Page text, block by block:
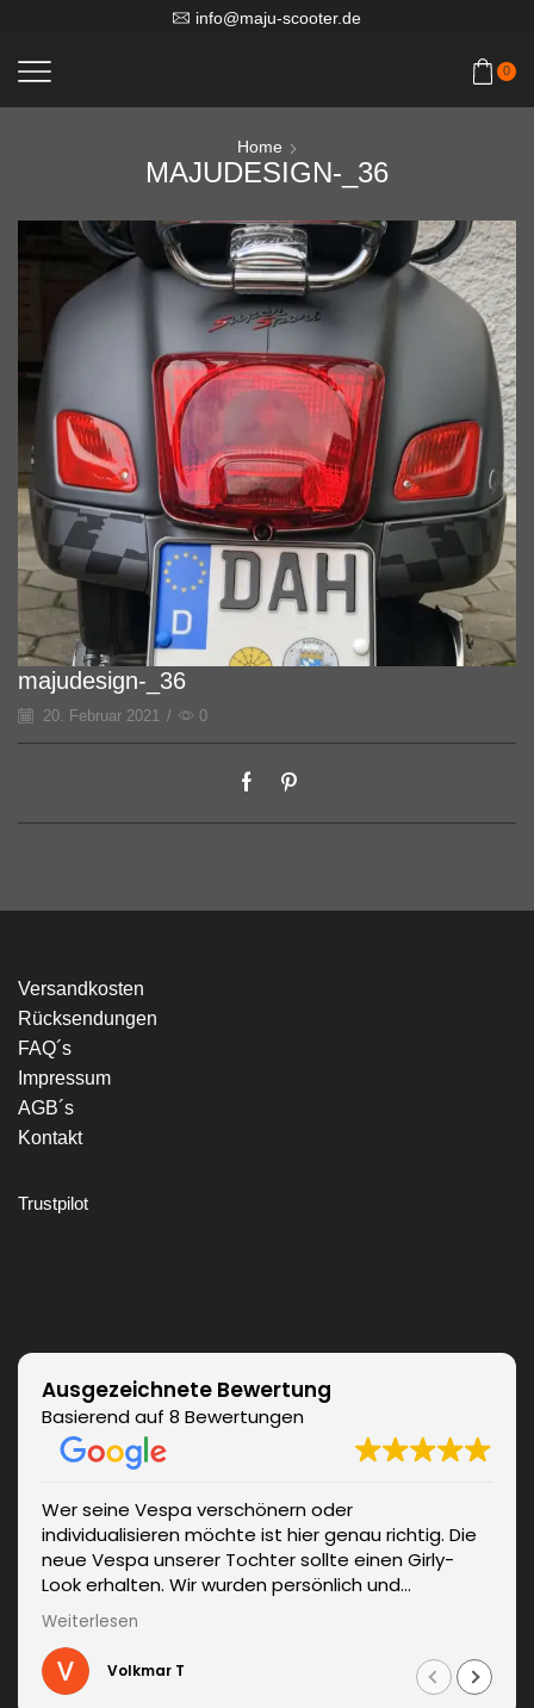
info@maju-scooter.de
0
Home
MAJUDESIGN-_36
majudesign-_36
20. Februar 2021 / 0
Versandkosten
Rücksendungen
FAQ´s
Impressum
AGB´s
Kontakt
Trustpilot
Ausgezeichnete Bewertung
Basierend auf 8 Bewertungen
Wer seine Vespa verschönern oder
individualisieren möchte ist hier genau richtig. Die
neue Vespa unserer Tochter sollte einen Girly-
Look erhalten. Wir wurden persönlich und
kompetent beraten. Die Lieferung erfolgte
unverzüglich. Weitere Änderungen waren auch kein
Problem und wurden sofort umgesetzt.
Informationen zum fachgerechten Anbringen sind
Weiterlesen
Volkmar T